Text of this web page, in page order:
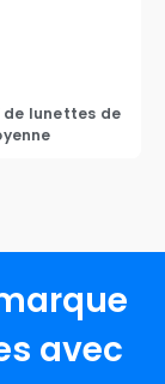
de lunettes de
avec